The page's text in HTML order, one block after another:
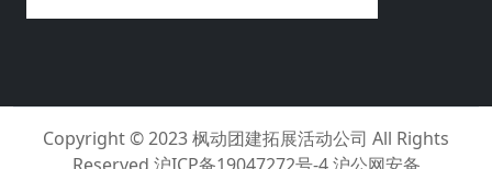
Copyright © 2023枫动团建拓展活动公司 All Rights